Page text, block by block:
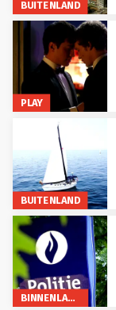
BUITENLAND
BINNENLAND